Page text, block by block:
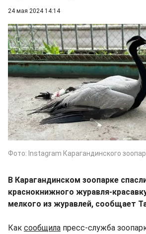
24 мая 2024 14:14
Фото: Instagram Карагандинского
В Карагандинском зоопарке
краснокнижного журавля-
мелкого из журавлей, сообщает
Как сообщила пресс-служба